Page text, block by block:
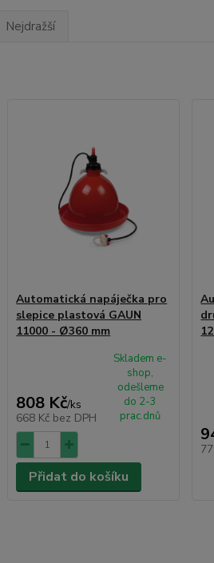
Nejdražší
Automatická napáječka pro
slepice plastová GAUN
11000 - Ø360 mm
808 Kč/ks
668 Kč bez DPH
Skladem e-
shop,
odešleme
do 2-3
prac.dnů
Přidat do košíku